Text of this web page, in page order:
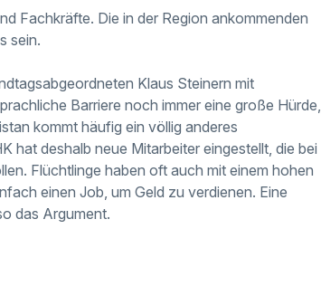
Fachkräfte. Die in der Region ankommenden
sein.
Klaus Steinern mit
Barriere noch immer eine große Hürde,
kommt häufig ein völlig anderes
hat deshalb neue Mitarbeiter eingestellt, die bei
Flüchtlinge haben oft auch mit einem hohen
einen Job, um Geld zu verdienen. Eine
das Argument.